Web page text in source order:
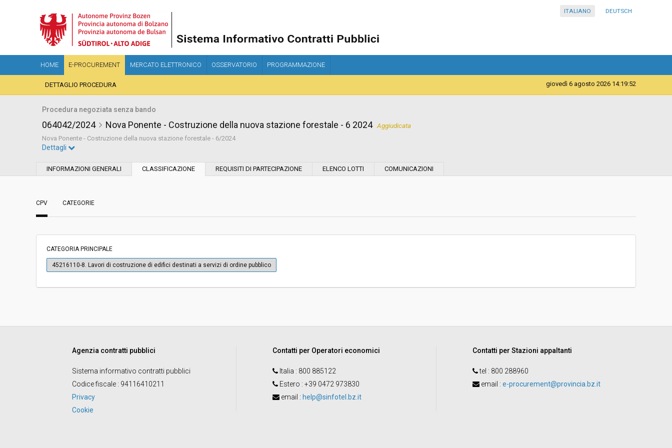
ITALIANO DEUTSCH
HOME E-PROCUREMENT MERCATO ELETTRONICO OSSERVATORIO PROGRAMMAZIONE
DETTAGLIO PROCEDURA giovedì 6 agosto 2026 14:19:52
Procedura negoziata senza bando
064042/2024 Nova Ponente - Costruzione della nuova stazione forestale - 6 2024 Aggiudicata
Nova Ponente - Costruzione della nuova stazione forestale - 6/2024
Svolgimento: Gara in busta chiusa Valore stimato della procedura: € 1.066.068,89
Pubblicata da: -
La stazione appaltante agisce per
No
Dettagli
INFORMAZIONI GENERALI CLASSIFICAZIONE REQUISITI DI PARTECIPAZIONE ELENCO LOTTI COMUNICAZIONI
CPV CATEGORIE
CATEGORIA PRINCIPALE
45216110-8. Lavori di costruzione di edifici destinati a servizi di ordine pubblico
Agenzia contratti pubblici
Sistema informativo contratti pubblici
Codice fiscale : 94116410211
Privacy
Cookie
Contatti per Operatori economici
Italia : 800 885122
Estero : +39 0472 973830
email : help@sinfotel.bz.it
Contatti per Stazioni appaltanti
tel : 800 288960
email : e-procurement@provincia.bz.it